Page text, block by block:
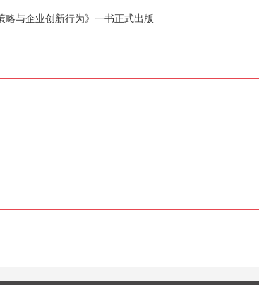
与企业创新行为》一书正式出版